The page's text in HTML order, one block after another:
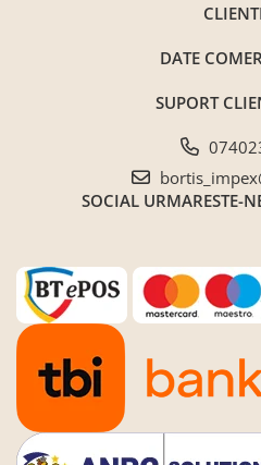
Sezlonguri de gradina si terasa
Chiuvete bucatarie
Cuptoare cu microunde
Hote
Masini de spalat vase
Oale sub presiune
Plite incorporabile
Prajitoare paine
Storcatoare
DATE
SUPORT
SOCIAL URMARESTE-